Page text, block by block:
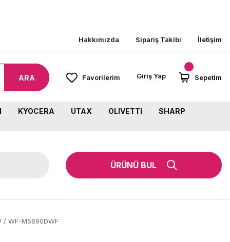
Hakkımızda Sipariş Takibi İletişim
ARA Favorilerim Giriş Yap Sepetim
KYOCERA UTAX OLIVETTI
SHARP
ÜRÜNÜ BUL
/ WF-M5690DWF